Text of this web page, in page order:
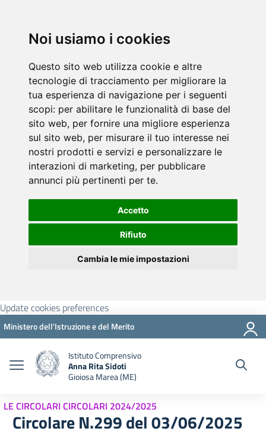
Noi usiamo i cookies
Questo sito web utilizza cookie e altre
tecnologie di tracciamento per migliorare la
tua esperienza di navigazione per i seguenti
scopi: per abilitare le funzionalità di base del
sito web, per fornire una migliore esperienza
sul sito web, per misurare il tuo interesse nei
nostri prodotti e servizi e personalizzare le
interazioni di marketing, per pubblicare
annunci più pertinenti per te.
Accetto
Rifiuto
Cambia le mie impostazioni
Update cookies preferences
Ministero dell'Istruzione e del Merito
Istituto Comprensivo
Anna Rita Sidoti
Gioiosa Marea (ME)
LE CIRCOLARI CIRCOLARI 2024/2025
Circolare N.299 del 03/06/2025